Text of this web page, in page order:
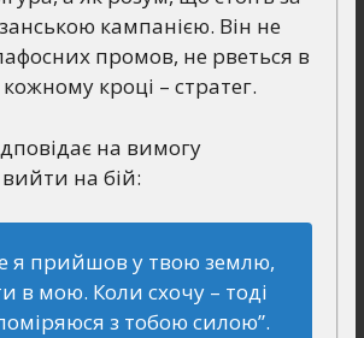
кампанією. Він не
промов, не рветься в
кожному кроці – стратег.
на вимогу
на бій:
я прийшов у твою землю,
в мою. Коли схочу – тоді
з тобою силою”.